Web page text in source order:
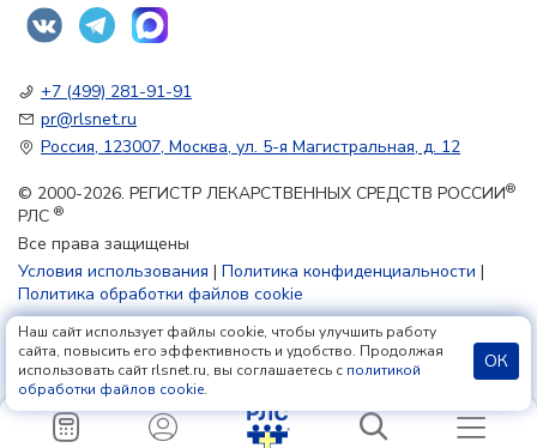
+7 (499) 281-91-91
pr@rlsnet.ru
Россия, 123007, Москва, ул. 5-я Магистральная, д. 12
© 2000-2026. РЕГИСТР ЛЕКАРСТВЕННЫХ СРЕДСТВ РОССИИ®
РЛС ®
Все права защищены
Условия использования | Политика конфиденциальности |
Политика обработки файлов cookie
18+
Наш сайт использует файлы cookie, чтобы улучшить работу
сайта, повысить его эффективность и удобство. Продолжая
использовать сайт rlsnet.ru, вы соглашаетесь с политикой
обработки файлов cookie.
ОК